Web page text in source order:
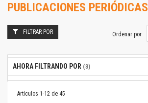
PUBLICACIONES PERIÓDICAS
Artículos 1-12 de 45
Ordenar por
FILTRAR POR
AHORA FILTRANDO POR